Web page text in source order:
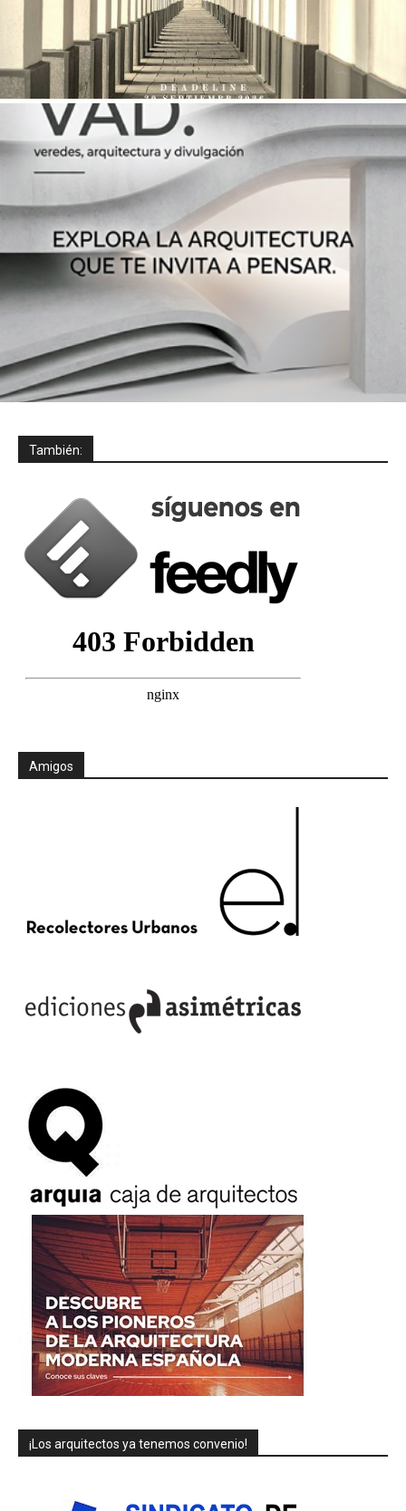
También:
Amigos
¡Los arquitectos ya tenemos convenio!